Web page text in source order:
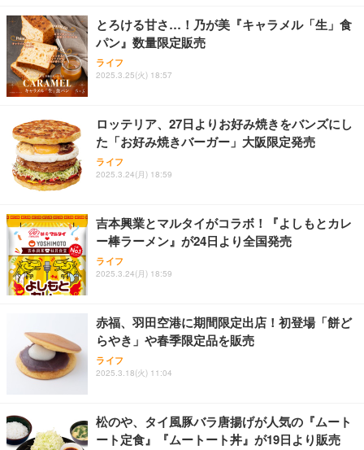
コン 高速2.4G/5GWi-Fi BT5.0 ギガビットLAN 静音
ミニパソコン B4Plus
GMKtec ミニPC G11初登場 AMD Ryzen Embedde
d R2514搭載 16GB DDR4＋256GB SSD動作より安
定 最大3.7GHz｜4K×3画面出力・2.5GLAN HDMI 2.
【整備済み品】富士通 ESPRIMO Q558 ミニPC i5第
9世代 16GB SSD256GB Win11 Office2021 WiFi
コン 高速2.4G/5GWi-Fi BT5.0 ギガビットLAN 静音
ミニパソコン B4Plus
GMKtec ミニPC G11初登場 AMD Ryzen Embedde
d R2514搭載 16GB DDR4＋256GB SSD動作より安
定 最大3.7GHz｜4K×3画面出力・2.5GLAN HDMI 2.
【整備済み品】富士通 ESPRIMO Q558 ミニPC i5第
9世代 16GB SSD256GB Win11 Office2021 WiFi
【HIFI音質】iphone イヤホンジャック ライトニン
グ イヤホン 変換 MFI認証 4極 内蔵DAC 遅延なし 音
量調節/音楽
寝ホン 睡眠用イヤホン 寝ながら 痛くない 超軽量2.8
g ASMR推薦 ワイヤレス Bluetooth6.1 柔軟性高 安
眠 仕事 ブルー
とろける甘さ…！乃が美『キャラメル「生」食
パン』数量限定販売
ライフ
2025.3.25(火) 18:57
ロッテリア、27日よりお好み焼きをバンズにし
た「お好み焼きバーガー」大阪限定発売
ライフ
2025.3.24(月) 18:59
吉本興業とマルタイがコラボ！『よしもとカレ
ー棒ラーメン』が24日より全国発売
ライフ
2025.3.24(月) 18:59
赤福、羽田空港に期間限定出店！初登場「餅ど
らやき」や春季限定品を販売
ライフ
2025.3.18(火) 11:04
松のや、タイ風豚バラ唐揚げが人気の『ムート
ート定食』『ムートート丼』が19日より販売